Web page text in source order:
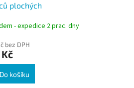
plochých
- expedice 2 prac. dny
bez DPH
Do košíku